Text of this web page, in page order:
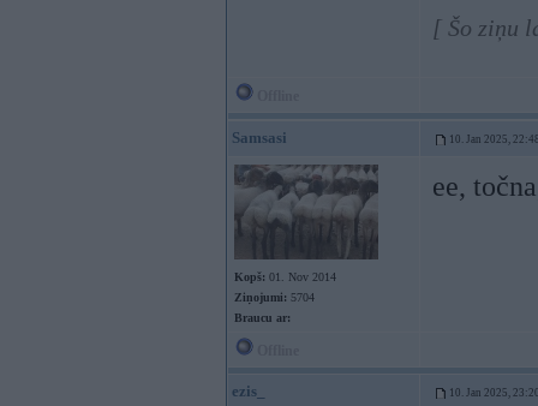
[ Šo ziņu
Samsasi 10. Jan 2025,
Kopš: 01. Nov 2014
Ziņojumi: 5704
Braucu ar:
ee,
ezis_ 10. Jan 2025,